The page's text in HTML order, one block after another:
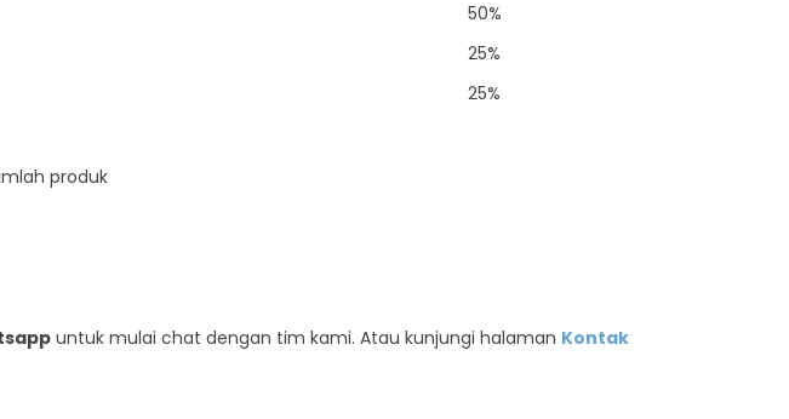
50%
25%
25%
produk
untuk mulai chat dengan tim kami. Atau kunjungi halaman Kontak